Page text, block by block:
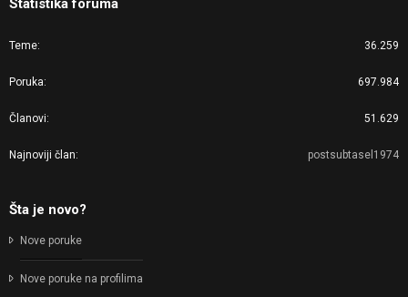
Statistika foruma
Teme 36.259
Poruka 697.984
Članovi 51.629
Najnoviji član postsubtasel1974
Šta je novo?
Nove poruke
Nove poruke na profilima